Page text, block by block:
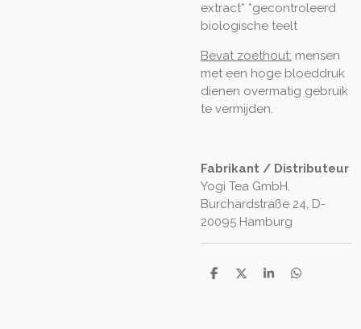
extract* *gecontroleerd
biologische teelt
Bevat zoethout: mensen
met een hoge bloeddruk
dienen overmatig gebruik
te vermijden.
Fabrikant / Distributeur
Yogi Tea GmbH,
Burchardstraße 24, D-
20095 Hamburg
D
D
S
D